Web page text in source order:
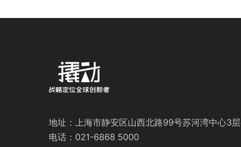
地址：上海市静安区山西北路99号苏河湾中心3层
电话：021-6868 5000